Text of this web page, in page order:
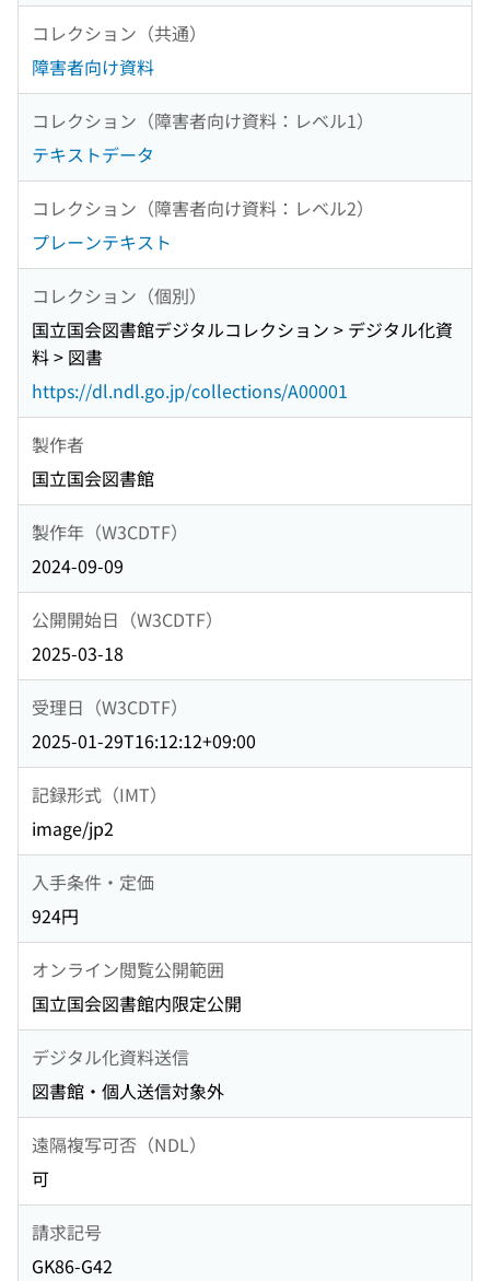
コレクション（共通）
障害者向け資料
コレクション（障害者向け資料：レベル1）
テキストデータ
コレクション（障害者向け資料：レベル2）
プレーンテキスト
コレクション（個別）
国立国会図書館デジタルコレクション > デジタル化資
料 > 図書
https://dl.ndl.go.jp/collections/A00001
製作者
国立国会図書館
製作年（W3CDTF）
2024-09-09
公開開始日（W3CDTF）
2025-03-18
受理日（W3CDTF）
2025-01-29T16:12:12+09:00
記録形式（IMT）
image/jp2
入手条件・定価
924円
オンライン閲覧公開範囲
国立国会図書館内限定公開
デジタル化資料送信
図書館・個人送信対象外
遠隔複写可否（NDL）
可
請求記号
GK86-G42